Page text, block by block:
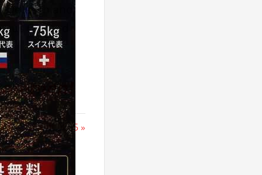
Deutschland,
Ost und
2025